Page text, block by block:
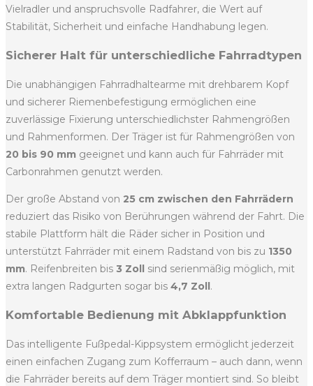
Vielradler und anspruchsvolle Radfahrer, die Wert auf
Stabilität, Sicherheit und einfache Handhabung legen.
Sicherer Halt für unterschiedliche Fahrradtypen
Die unabhängigen Fahrradhaltearme mit drehbarem Kopf
und sicherer Riemenbefestigung ermöglichen eine
zuverlässige Fixierung unterschiedlichster Rahmengrößen
und Rahmenformen. Der Träger ist für Rahmengrößen von
20 bis 90 mm geeignet und kann auch für Fahrräder mit
Carbonrahmen genutzt werden.
Der große Abstand von 25 cm zwischen den Fahrrädern
reduziert das Risiko von Berührungen während der Fahrt. Die
stabile Plattform hält die Räder sicher in Position und
unterstützt Fahrräder mit einem Radstand von bis zu 1350
mm. Reifenbreiten bis 3 Zoll sind serienmäßig möglich, mit
extra langen Radgurten sogar bis 4,7 Zoll.
Komfortable Bedienung mit Abklappfunktion
Das intelligente Fußpedal-Kippsystem ermöglicht jederzeit
einen einfachen Zugang zum Kofferraum – auch dann, wenn
die Fahrräder bereits auf dem Träger montiert sind. So bleibt